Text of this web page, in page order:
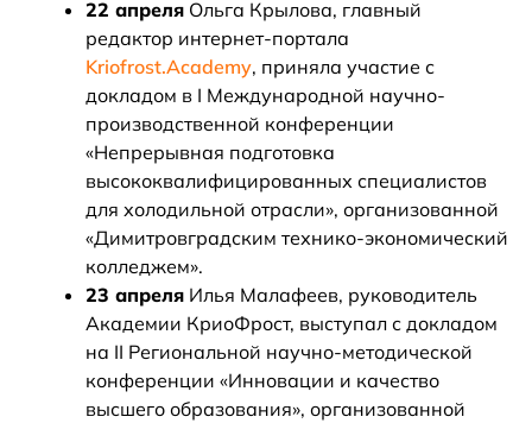
22 апреля Ольга Крылова, главный
редактор интернет-портала
Kriofrost.Academy, приняла участие с
докладом в I Международной научно-
производственной конференции
«Непрерывная подготовка
высококвалифицированных специалистов
для холодильной отрасли», организованной
«Димитровградским технико-экономический
колледжем».
23 апреля Илья Малафеев, руководитель
Академии КриоФрост, выступал с докладом
на II Региональной научно-методической
конференции «Инновации и качество
высшего образования», организованной